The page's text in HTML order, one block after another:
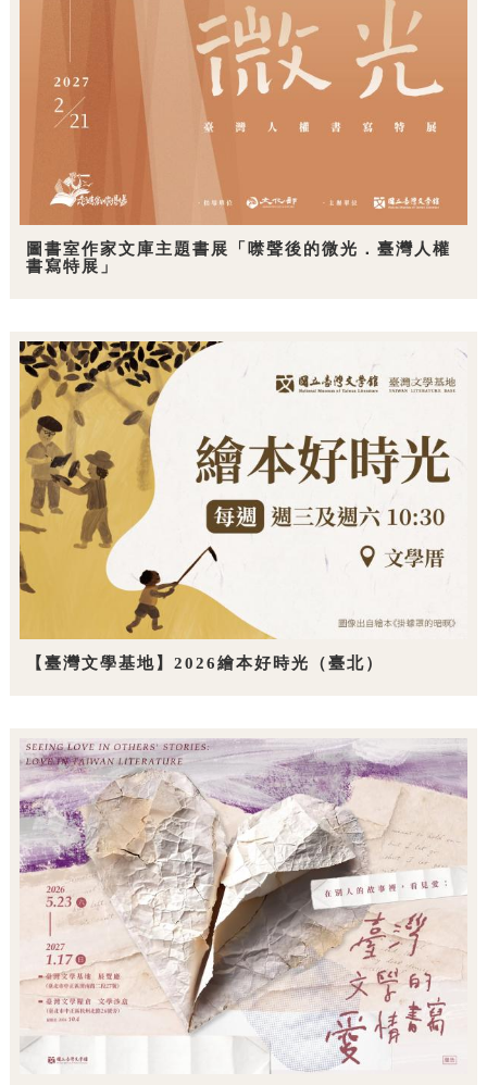
圖書室作家文庫主題書展「噤聲後的微光．臺灣人權
書寫特展」
【臺灣文學基地】2026繪本好時光（臺北）